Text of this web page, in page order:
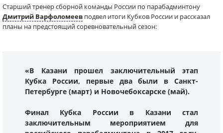
Старший тренер сборной команды России по парабадминтону
Дмитрий Варфоломеев подвел итоги Кубков России и рассказал
планы на предстоящий соревновательный сезон:
«В Казани прошел заключительный этап
Кубка России, первые два были в Санкт-
Петербурге (март) и Новочебоксарске (май).
Финал Кубка России в Казани стал
заключительным мероприятием для